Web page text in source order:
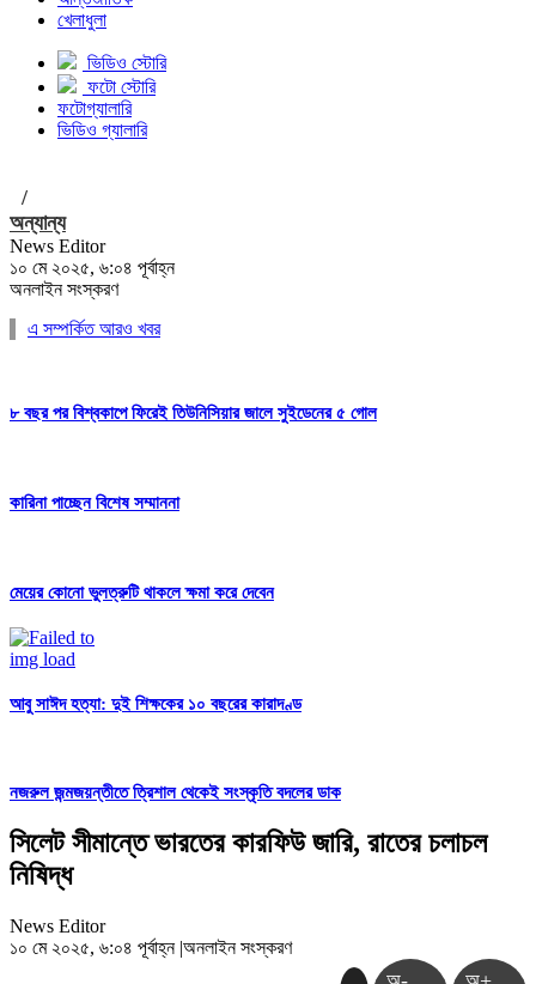
খেলাধুলা
ভিডিও স্টোরি
ফটো স্টোরি
ফটোগ্যালারি
ভিডিও গ্যালারি
/
অন্যান্য
News Editor
১০ মে ২০২৫, ৬:০৪ পূর্বাহ্ন
অনলাইন সংস্করণ
এ সম্পর্কিত আরও খবর
৮ বছর পর বিশ্বকাপে ফিরেই তিউনিসিয়ার জালে সুইডেনের ৫ গোল
কারিনা পাচ্ছেন বিশেষ সম্মাননা
মেয়ের কোনো ভুলত্রুটি থাকলে ক্ষমা করে দেবেন
আবু সাঈদ হত্যা: দুই শিক্ষকের ১০ বছরের কারাদণ্ড
নজরুল জন্মজয়ন্তীতে ত্রিশাল থেকেই সংস্কৃতি বদলের ডাক
সিলেট সীমান্তে ভারতের কারফিউ জারি, রাতের চলাচল
নিষিদ্ধ
News Editor
১০ মে ২০২৫, ৬:০৪ পূর্বাহ্ন |অনলাইন সংস্করণ